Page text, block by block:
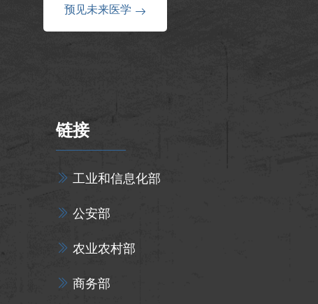
预见未来医学
链接
工业和信息化部
公安部
农业农村部
商务部